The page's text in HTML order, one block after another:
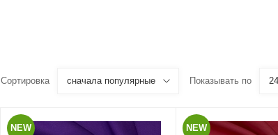
Сортировка сначала популярные Показывать по 24
NEW NEW